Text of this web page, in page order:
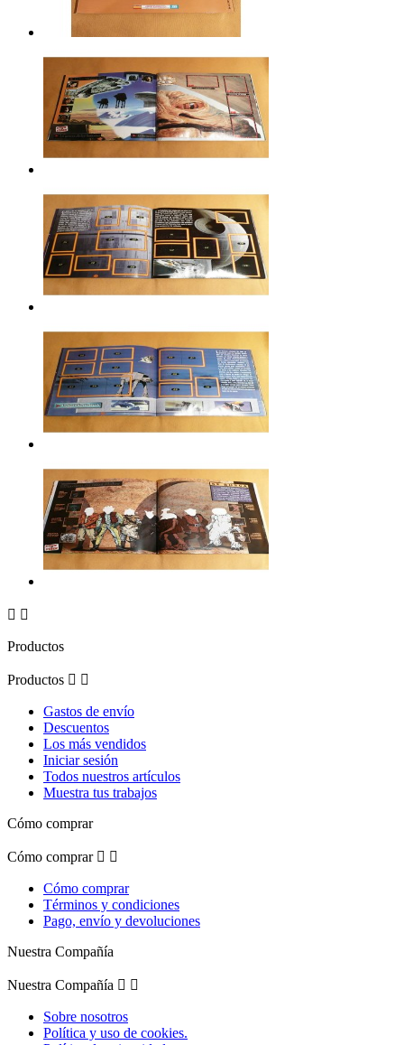
 
Productos
Productos  
Gastos de envío
Descuentos
Los más vendidos
Iniciar sesión
Todos nuestros artículos
Muestra tus trabajos
Cómo comprar
Cómo comprar  
Cómo comprar
Términos y condiciones
Pago, envío y devoluciones
Nuestra Compañía
Nuestra Compañía  
Sobre nosotros
Política y uso de cookies.